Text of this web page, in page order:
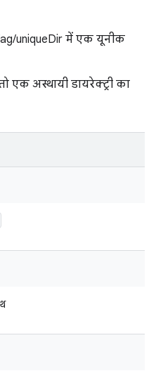
uniqueDir में एक यूनीक
एक अस्थायी डायरेक्ट्री का